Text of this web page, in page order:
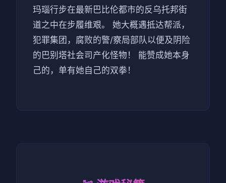
玛瑙行步在最新巴比伦都市的反乌托邦街
道之中在步履维艰。 她大概遇抵达帮派，
犯罪集团，腐败的警/察局部队以便及阴险
的巴别塔社会司产化怪物！ 能赞成她本身
己的，单有她自己的双拳！